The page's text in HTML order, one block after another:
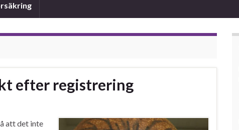
efter registrering
att det inte